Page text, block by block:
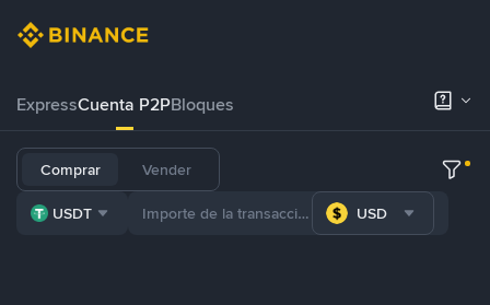
ExpressCuenta P2PBloques
Comprar Vender
USDT USD